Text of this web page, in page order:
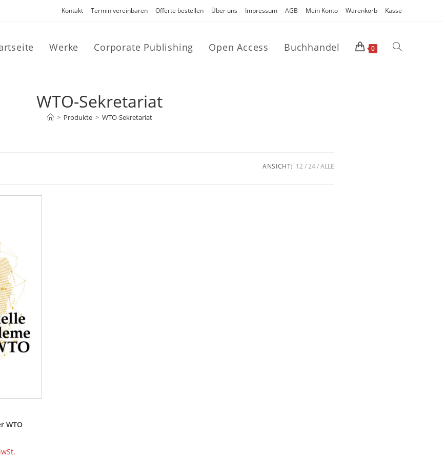
Kontakt Termin vereinbaren Offerte bestellen Über uns Impressum AGB Mein Konto Warenkorb Kasse
Werke Corporate Publishing Open Access Buchhandel 0
WTO-Sekretariat
> Produkte > WTO-Sekretariat
ANSICHT: 12 24 ALLE
WTO